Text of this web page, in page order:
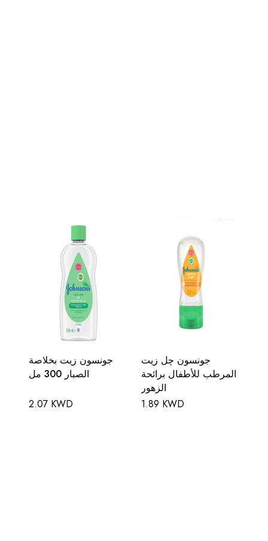
جونسون زيت بخلاصة
الصبار 300 مل
2.07 KWD
جونسون چل زيت
المرطب للأطفال برائحة
الزهور
1.89 KWD